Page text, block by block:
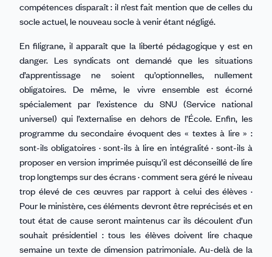
compétences disparaît : il n’est fait mention que de celles du
socle actuel, le nouveau socle à venir étant négligé.
En filigrane, il apparaît que la liberté pédagogique y est en
danger. Les syndicats ont demandé que les situations
d’apprentissage ne soient qu’optionnelles, nullement
obligatoires. De même, le vivre ensemble est écorné
spécialement par l’existence du SNU (Service national
universel) qui l’externalise en dehors de l’École. Enfin, les
programme du secondaire évoquent des « textes à lire » :
sont-ils obligatoires · sont-ils à lire en intégralité · sont-ils à
proposer en version imprimée puisqu’il est déconseillé de lire
trop longtemps sur des écrans · comment sera géré le niveau
trop élevé de ces œuvres par rapport à celui des élèves ·
Pour le ministère, ces éléments devront être reprécisés et en
tout état de cause seront maintenus car ils découlent d’un
souhait présidentiel : tous les élèves doivent lire chaque
semaine un texte de dimension patrimoniale. Au-delà de la